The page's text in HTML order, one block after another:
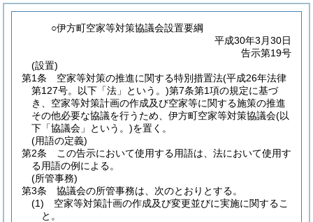
○伊方町空家等対策協議会設置要綱
平成30年3月30日
告示第19号
(設置)
第1条
空家等対策の推進に関する特別措置法(平成26年法律
第127号。以下「法」という。)第7条第1項の規定に基づ
き、空家等対策計画の作成及び空家等に関する施策の推進
その他必要な協議を行うため、伊方町空家等対策協議会(以
下「協議会」という。)を置く。
(用語の定義)
第2条
この告示において使用する用語は、法において使用す
る用語の例による。
(所管事務)
第3条
協議会の所管事務は、次のとおりとする。
(1)
空家等対策計画の作成及び変更並びに実施に関するこ
と。